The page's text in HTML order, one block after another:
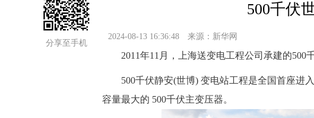
分享至手机
500千伏
2024-08-13 16:36:48 来源： 新华网
2011年11月，上海送变电工程公司承建的500
500千伏静安(世博) 变电站工程是全国首座进入
容量最大的 500千伏主变压器。